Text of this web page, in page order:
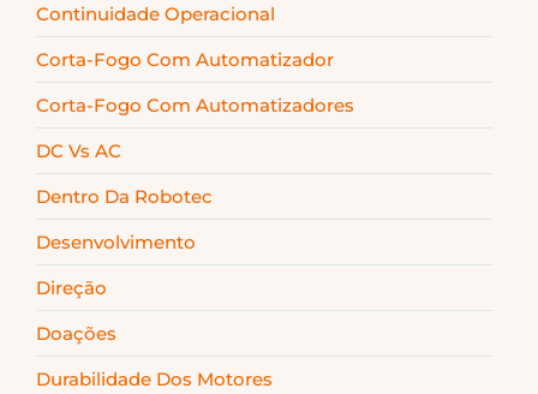
Continuidade Operacional
Corta-Fogo Com Automatizador
Corta-Fogo Com Automatizadores
DC Vs AC
Dentro Da Robotec
Desenvolvimento
Direção
Doações
Durabilidade Dos Motores